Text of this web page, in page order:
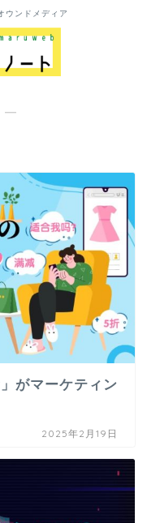
ウンドメディア
―
がマーケティン
2025年2月19日